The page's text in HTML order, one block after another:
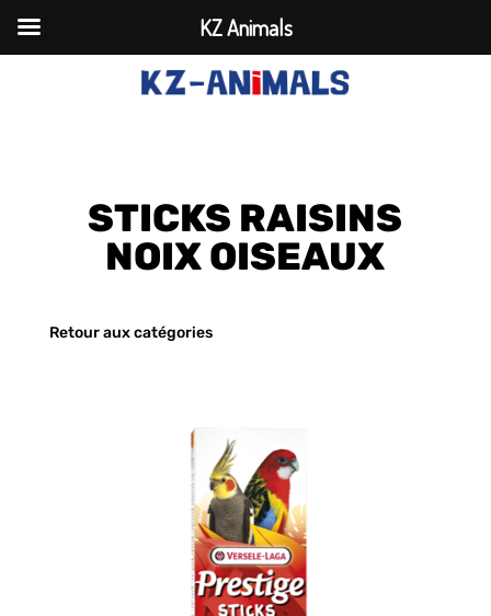
STICKS RAISINS
NOIX OISEAUX
Retour aux catégories
KZ Animals